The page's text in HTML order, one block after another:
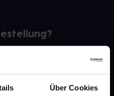
Über Cookies